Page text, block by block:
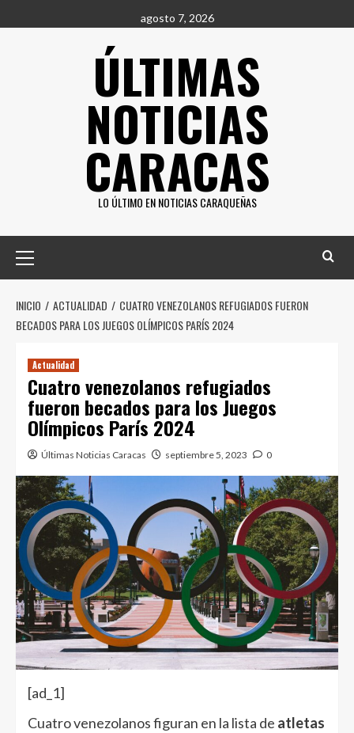
al
agosto 7, 2026
ÚLTIMAS
NOTICIAS
CARACAS
LO ÚLTIMO EN NOTICIAS CARAQUEÑAS
principal
INICIO ACTUALIDAD
CUATRO VENEZOLANOS REFUGIADOS FUERON
BECADOS PARA LOS JUEGOS OLÍMPICOS PARÍS 2024
Actualidad
Cuatro venezolanos refugiados
fueron becados para los Juegos
Olímpicos París 2024
Últimas Noticias Caracas septiembre 5, 2023 0
[ad_1]
Cuatro venezolanos figuran en la lista de atletas